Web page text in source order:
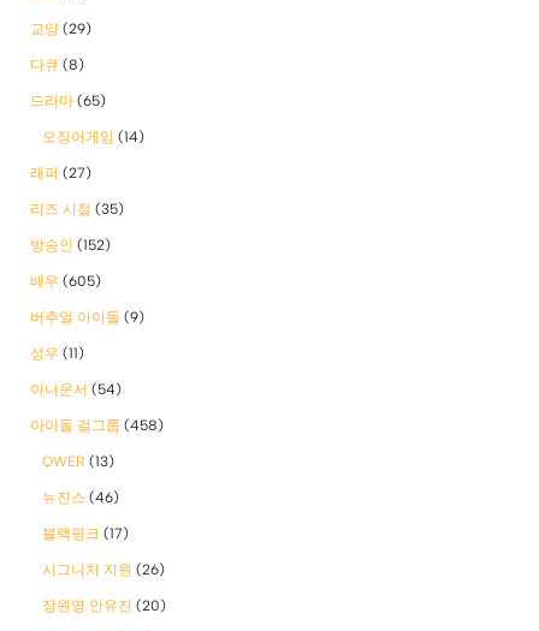
교양 (29)
다큐 (8)
드라마 (65)
오징어게임 (14)
래퍼 (27)
리즈 시절 (35)
방송인 (152)
배우 (605)
버추얼 아이돌 (9)
성우 (11)
아나운서 (54)
아이돌 걸그룹 (458)
QWER (13)
뉴진스 (46)
블랙핑크 (17)
시그니처 지원 (26)
장원영 안유진 (20)